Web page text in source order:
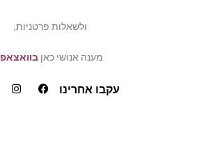
ולשאלות פרטניות,
מענה אנושי כאןבוואצאפ
עקבו אחרינו